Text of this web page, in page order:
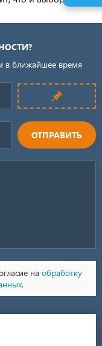
в ближайшее время
ОТПРАВИТЬ
на обработку
.